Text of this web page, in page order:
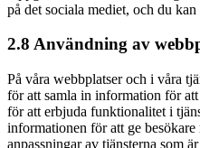
på det sociala mediet, och du
2.8 Användning av
På våra webbplatser och i våra
för att samla in information för
för att erbjuda funktionalitet i
informationen för att ge
anpassningar av tjänsterna som